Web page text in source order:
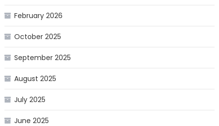
February 2026
October 2025
September 2025
August 2025
July 2025
June 2025